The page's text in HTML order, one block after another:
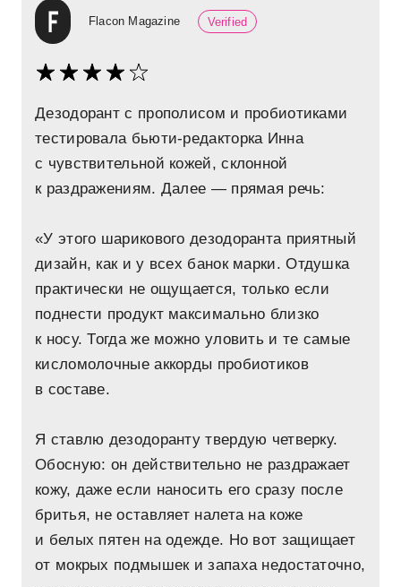
Flacon Magazine Verified
Дезодорант с прополисом и пробиотиками
тестировала бьюти-редакторка Инна
с чувствительной кожей, склонной
к раздражениям. Далее — прямая речь:
«У этого шарикового дезодоранта приятный
дизайн, как и у всех банок марки. Отдушка
практически не ощущается, только если
поднести продукт максимально близко
к носу. Тогда же можно уловить и те самые
кисломолочные аккорды пробиотиков
в составе.
Я ставлю дезодоранту твердую четверку.
Обосную: он действительно не раздражает
кожу, даже если наносить его сразу после
бритья, не оставляет налета на коже
и белых пятен на одежде. Но вот защищает
от мокрых подмышек и запаха недостаточно,